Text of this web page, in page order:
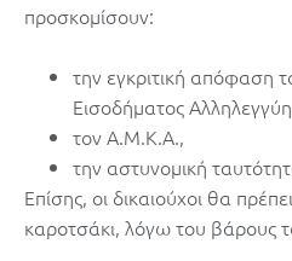
προσκομίσουν:
την εγκριτική απόφαση
Εισοδήματος
τον Α.Μ.Κ.Α.,
την αστυνομική
Επίσης, οι δικαιούχοι θα
καροτσάκι, λόγω του βάρους